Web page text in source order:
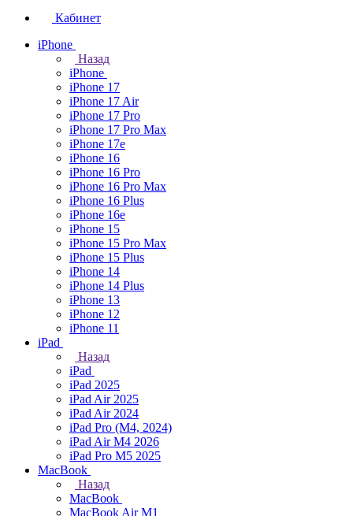
Кабинет
iPhone
Назад
iPhone
iPhone 17
iPhone 17 Air
iPhone 17 Pro
iPhone 17 Pro Max
iPhone 17e
iPhone 16
iPhone 16 Pro
iPhone 16 Pro Max
iPhone 16 Plus
iPhone 16e
iPhone 15
iPhone 15 Pro Max
iPhone 15 Plus
iPhone 14
iPhone 14 Plus
iPhone 13
iPhone 12
iPhone 11
iPad
Назад
iPad
iPad 2025
iPad Air 2025
iPad Air 2024
iPad Pro (M4, 2024)
iPad Air M4 2026
iPad Pro M5 2025
MacBook
Назад
MacBook
MacBook Air M1